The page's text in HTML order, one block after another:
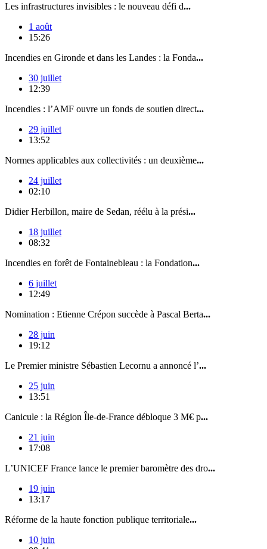
Les infrastructures invisibles : le nouveau défi d...
1 août
15:26
Incendies en Gironde et dans les Landes : la Fonda...
30 juillet
12:39
Incendies : l’AMF ouvre un fonds de soutien direct...
29 juillet
13:52
Normes applicables aux collectivités : un deuxième...
24 juillet
02:10
Didier Herbillon, maire de Sedan, réélu à la prési...
18 juillet
08:32
Incendies en forêt de Fontainebleau : la Fondation...
6 juillet
12:49
Nomination : Etienne Crépon succède à Pascal Berta...
28 juin
19:12
Le Premier ministre Sébastien Lecornu a annoncé l’...
25 juin
13:51
Canicule : la Région Île-de-France débloque 3 M€ p...
21 juin
17:08
L’UNICEF France lance le premier baromètre des dro...
19 juin
13:17
Réforme de la haute fonction publique territoriale...
10 juin